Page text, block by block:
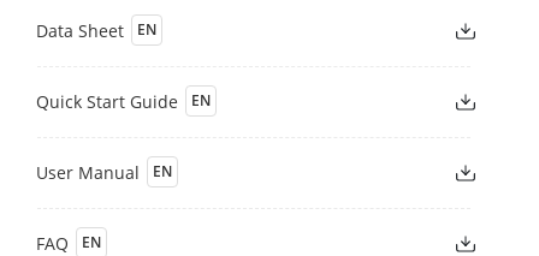
Data Sheet EN
Quick Start Guide EN
User Manual EN
FAQ EN